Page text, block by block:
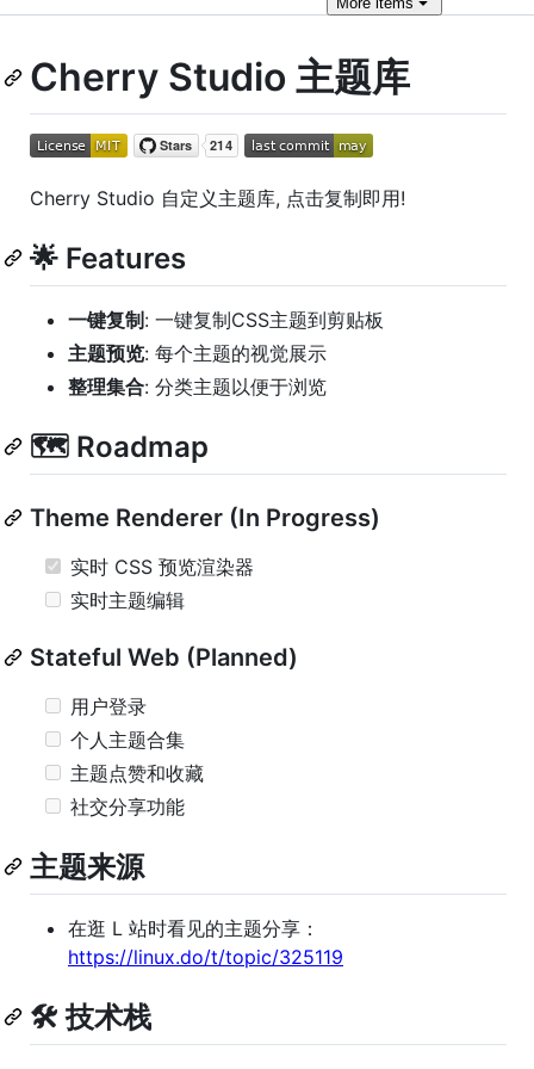
Cherry Studio 主题库
Cherry Studio 自定义主题库, 点击复制即用!
🌟 Features
一键复制: 一键复制CSS主题到剪贴板
主题预览: 每个主题的视觉展示
整理集合: 分类主题以便于浏览
🗺️ Roadmap
Theme Renderer (In Progress)
实时 CSS 预览渲染器
实时主题编辑
Stateful Web (Planned)
用户登录
个人主题合集
主题点赞和收藏
社交分享功能
主题来源
在逛 L 站时看见的主题分享：
https://linux.do/t/topic/325119
🛠️ 技术栈